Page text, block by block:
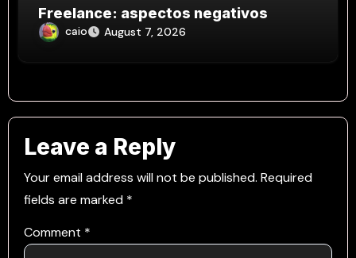
Freelance: aspectos negativos
caio August 7, 2026
Leave a Reply
Your email address will not be published. Required
fields are marked *
Comment *